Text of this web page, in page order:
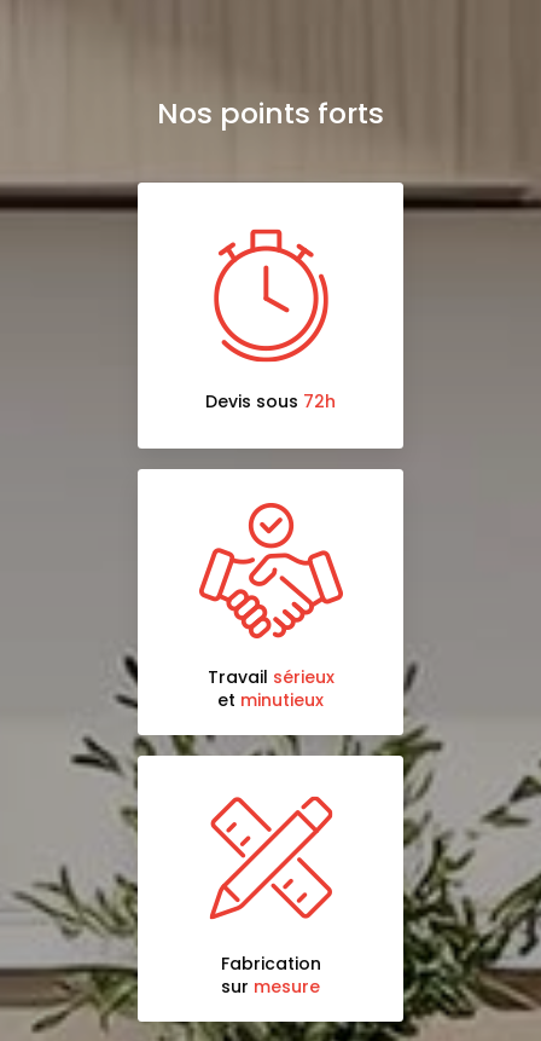
Nos points forts
Devis sous 72h
Travail sérieux
et minutieux
Fabrication
sur mesure